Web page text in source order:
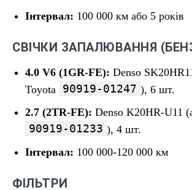
Інтервал: 100 000 км або 5 років
СВІЧКИ ЗАПАЛЮВАННЯ
4.0 V6 (1GR-FE): Denso
Toyota 90919-01247 ), 6 шт.
2.7 (2TR-FE): Denso K20HR-U11
90919-01233 ), 4 шт.
Інтервал: 100 000-120 000 км
ФІЛЬТРИ